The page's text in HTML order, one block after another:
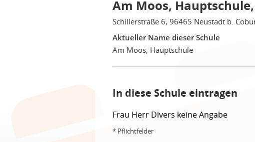
Am Moos,
Schillerstraße 6, 96465 Neustadt b.
Aktueller Name dieser Schule
Am Moos, Hauptschule
In diese Schule eintragen
Frau Herr Divers keine Angabe
* Pflichtfelder